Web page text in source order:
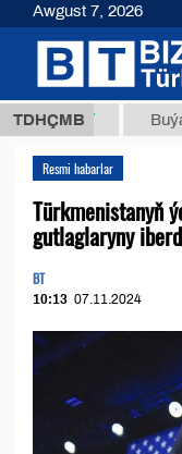
TDHÇMB
ТМТ Buýan
Resmi habarlar
Türkmenistanyň
gutlaglaryny
BT
10:13 07.11.2024
Awgust 7, 2026